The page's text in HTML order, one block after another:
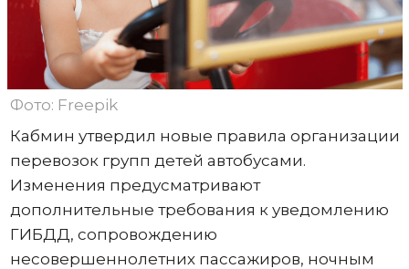
Фото: Freepik
Кабмин утвердил новые правила организации
перевозок групп детей автобусами.
Изменения предусматривают
дополнительные требования к уведомлению
ГИБДД, сопровождению
несовершеннолетних пассажиров, ночным